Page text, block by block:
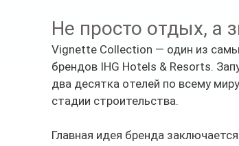
Не просто отдых, а
Vignette Collection — один из
брендов IHG Hotels & Resorts.
два десятка отелей по всему
стадии строительства.
Главная идея бренда